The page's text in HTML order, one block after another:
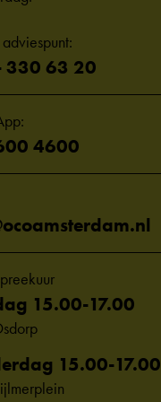
330 63 20
4600
15.00-17.00
15.00-17.00